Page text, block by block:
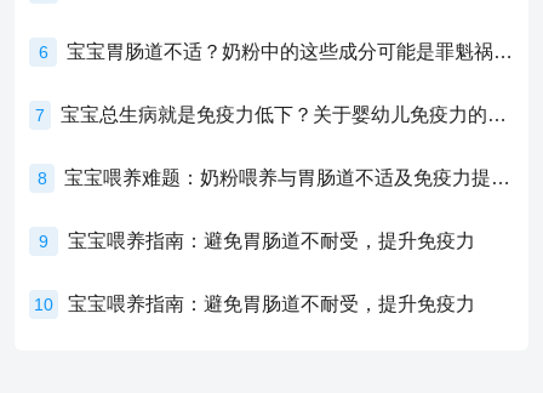
6 宝宝胃肠道不适？奶粉中的这些成分可能是罪魁祸首！
7 宝宝总生病就是免疫力低下？关于婴幼儿免疫力的真相，家长必须了解！
8 宝宝喂养难题：奶粉喂养与胃肠道不适及免疫力提升的奥秘
9 宝宝喂养指南：避免胃肠道不耐受，提升免疫力
10 宝宝喂养指南：避免胃肠道不耐受，提升免疫力